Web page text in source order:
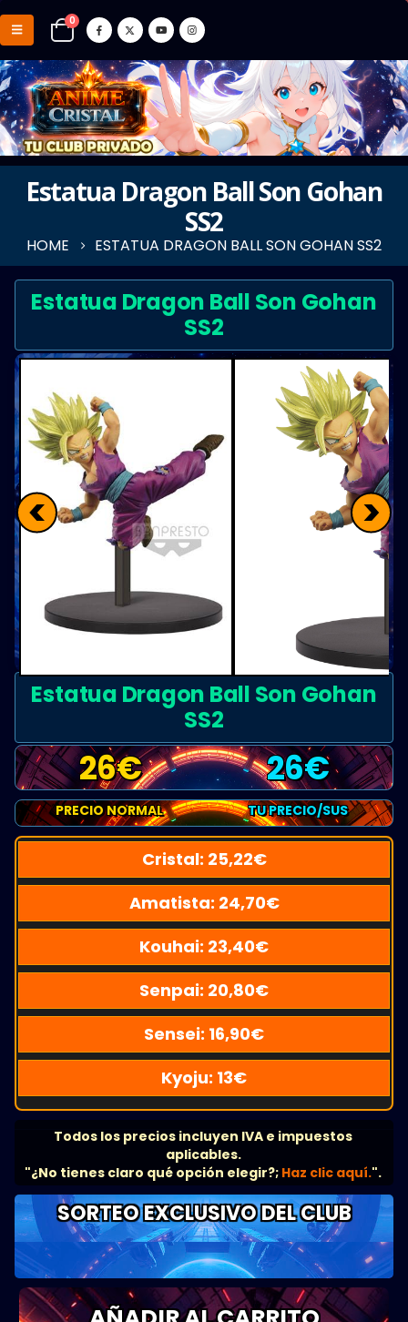
0
Estatua Dragon Ball Son Gohan
SS2
HOME ESTATUA DRAGON BALL SON GOHAN SS2
Estatua Dragon Ball Son Gohan
SS2
< >
Estatua Dragon Ball Son Gohan
SS2
26€ 26€
PRECIO NORMAL TU PRECIO/SUS
Cristal: 25,22€
Amatista: 24,70€
Kouhai: 23,40€
Senpai: 20,80€
Sensei: 16,90€
Kyoju: 13€
Todos los precios incluyen IVA e impuestos
aplicables.
"¿No tienes claro qué opción elegir?; Haz clic aquí.".
SORTEO EXCLUSIVO DEL CLUB